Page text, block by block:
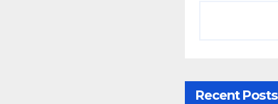
Recent Posts